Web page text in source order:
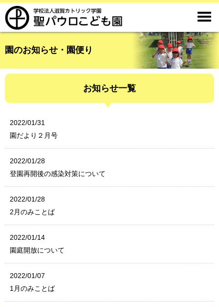

園のお知らせ・園便り
お知らせ一覧
2022/01/31
園だより２月号
2022/01/28
登園再開後の感染対策について
2022/01/28
2月のみことば
2022/01/14
園庭開放について
2022/01/07
1月のみことば